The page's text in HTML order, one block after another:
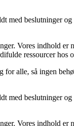
med beslutninger
Vores indhold er
ressourcer hos
alle, så ingen
med beslutninger
Vores indhold er